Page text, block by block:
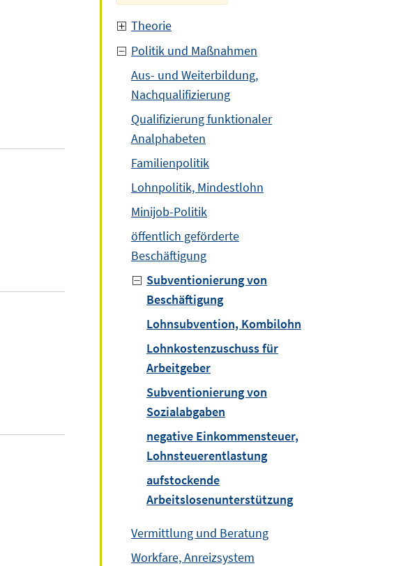
Theorie
Politik und Maßnahmen
Aus- und Weiterbildung,
Nachqualifizierung
Qualifizierung funktionaler
Analphabeten
Familienpolitik
Lohnpolitik, Mindestlohn
Minijob-Politik
öffentlich geförderte
Beschäftigung
Subventionierung von
Beschäftigung
Lohnsubvention, Kombilohn
Lohnkostenzuschuss für
Arbeitgeber
Subventionierung von
Sozialabgaben
negative Einkommensteuer,
Lohnsteuerentlastung
aufstockende
Arbeitslosenunterstützung
Vermittlung und Beratung
Workfare, Anreizsystem